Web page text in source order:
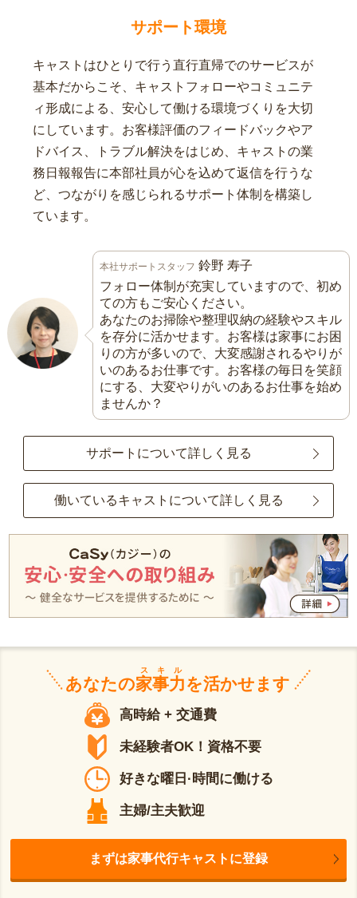
サポート環境
キャストはひとりで行う直行直帰でのサービスが
基本だからこそ、キャストフォローやコミュニテ
ィ形成による、安心して働ける環境づくりを大切
にしています。お客様評価のフィードバックやア
ドバイス、トラブル解決をはじめ、キャストの業
務日報報告に本部社員が心を込めて返信を行うな
ど、つながりを感じられるサポート体制を構築し
ています。
本社サポートスタッフ 鈴野 寿子
フォロー体制が充実していますので、初め
ての方もご安心ください。
あなたのお掃除や整理収納の経験やスキル
を存分に活かせます。お客様は家事にお困
りの方が多いので、大変感謝されるやりが
いのあるお仕事です。お客様の毎日を笑顔
にする、大変やりがいのあるお仕事を始め
ませんか？
サポートについて詳しく見る
働いているキャストについて詳しく見る
あなたの家事力
スキル
を活かせます
高時給 + 交通費
未経験者OK！資格不要
好きな曜日·時間に働ける
主婦/主夫歓迎
まずは家事代行キャストに登録